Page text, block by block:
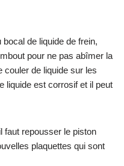
de liquide de frein,
pour ne pas abîmer la
couler de liquide sur les
liquide est corrosif et il peut
faut repousser le piston
plaquettes qui sont